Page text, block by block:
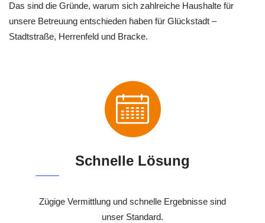
Das sind die Gründe, warum sich zahlreiche Haushalte für
unsere Betreuung entschieden haben für Glückstadt –
Stadtstraße, Herrenfeld und Bracke.
Schnelle Lösung
Zügige Vermittlung und schnelle Ergebnisse sind
unser Standard.